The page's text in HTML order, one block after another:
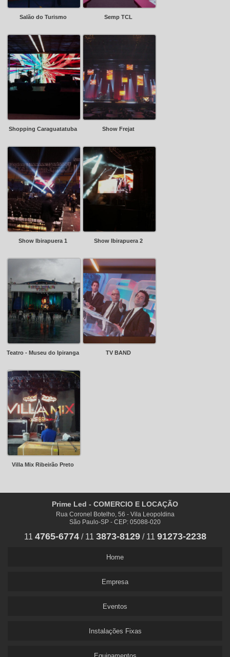
Salão do Turismo Semp TCL
Shopping Caraguatatuba Show Frejat
Show Ibirapuera 1 Show Ibirapuera 2
Teatro - Museu do Ipiranga TV BAND
Villa Mix Ribeirão Preto
Prime Led - COMERCIO E LOCAÇÃO
Rua Coronel Botelho, 56 - Vila Leopoldina
São Paulo-SP - CEP: 05088-020
11 4765-6774/ 11 3873-8129/ 11 91273-2238
Home
Empresa
Eventos
Instalações Fixas